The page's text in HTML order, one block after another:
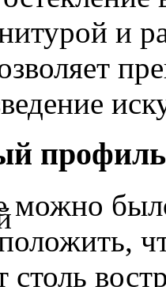
и
профиль
можно
столь